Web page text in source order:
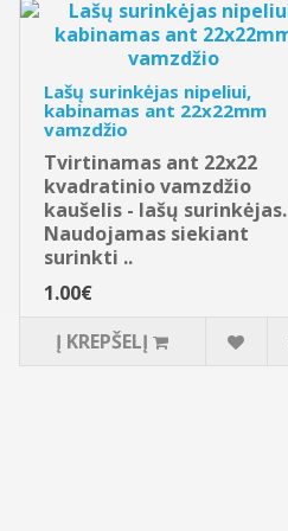
Lašų surinkėjas nipeliui,
kabinamas ant 22x22mm
vamzdžio
Tvirtinamas ant 22x22
kvadratinio vamzdžio
kaušelis - lašų surinkėjas.
Naudojamas siekiant
surinkti ..
1.00€
Į KREPŠELĮ